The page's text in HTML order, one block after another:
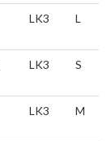
LK3 L
LK3 S
LK3 M